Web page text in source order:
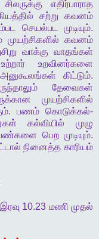
சிலருக்கு
எதிர்பாராத
சற்று
கவனம்
செயல்பட முடியும்.
முயற்சிகளில் கவனம்
வாக்கு வாதங்கள்
உற்றார்
உறவினர்களை
அனுகூலங்கள் கிட்டும்.
தேவைகள்
முயற்சிகளில்
.பணம் கொடுக்கல்-
கல்வியில்
முழு
பெற முடியும்.
நினைத்த காரியம்
இரவு 10.23 மணி முதல்